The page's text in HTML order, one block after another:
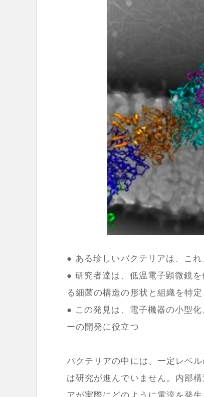
● ある珍しいバクテリアは、こ
● 研究者達は、低温電子顕微鏡
る細菌の構造の形状と組織を特定
● この発見は、電子機器の小型
ーの開発に役立つ
バクテリアの中には、一定レベ
は研究が進んでいません。内部